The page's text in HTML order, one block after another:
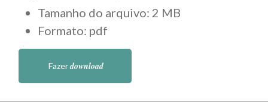
Tamanho do arquivo: 2 MB
Formato: pdf
Fazerdownload